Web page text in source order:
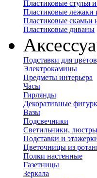
Пластиковые стулья и
Пластиковые лежаки
Пластиковые скамьи
Пластиковые диваны
Подставки для
Электрокамины
Предметы интерьера
Часы
Гирлянды
Декоративные
Вазы
Подсвечники
Светильники,
Подставки и
Цветочницы из
Полки настенные
Газетницы
Зеркала